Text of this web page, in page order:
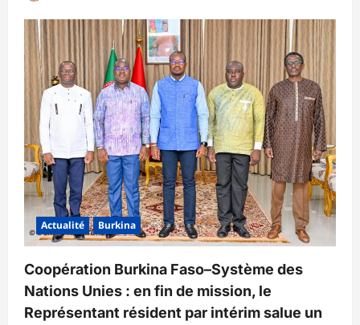
Actualité Burkina
Coopération Burkina Faso–Système des
Nations Unies : en fin de mission, le
Représentant résident par intérim salue un